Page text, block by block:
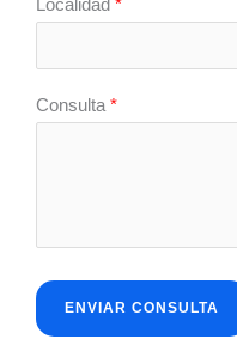
Localidad *
Consulta*